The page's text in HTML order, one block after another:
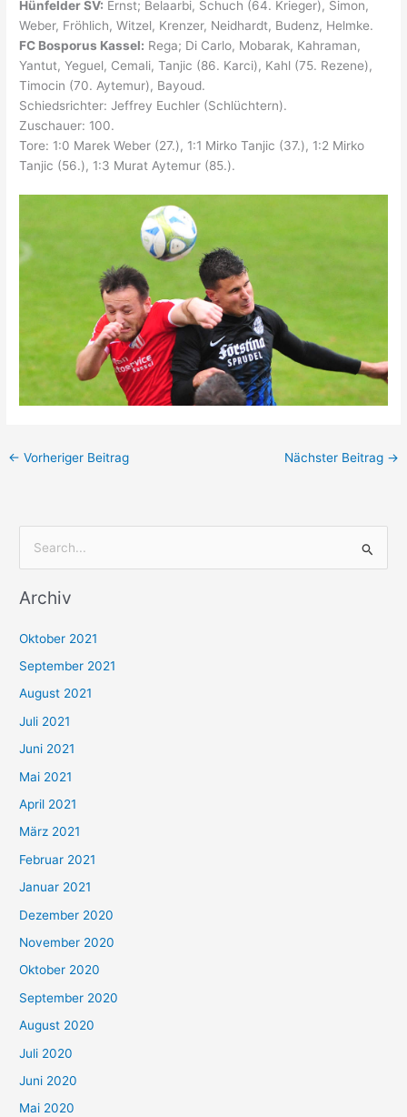
Hünfelder SV: Ernst; Belaarbi, Schuch (64. Krieger), Simon,
Weber, Fröhlich, Witzel, Krenzer, Neidhardt, Budenz, Helmke.
FC Bosporus Kassel: Rega; Di Carlo, Mobarak, Kahraman,
Yantut, Yeguel, Cemali, Tanjic (86. Karci), Kahl (75. Rezene),
Timocin (70. Aytemur), Bayoud.
Schiedsrichter: Jeffrey Euchler (Schlüchtern).
Zuschauer: 100.
Tore: 1:0 Marek Weber (27.), 1:1 Mirko Tanjic (37.), 1:2 Mirko
Tanjic (56.), 1:3 Murat Aytemur (85.).
← Vorheriger Beitrag Nächster Beitrag →
c
n
n
a
c
h
:
Archiv
Oktober 2021
September 2021
August 2021
Juli 2021
Juni 2021
Mai 2021
April 2021
März 2021
Februar 2021
Januar 2021
Dezember 2020
November 2020
Oktober 2020
September 2020
August 2020
Juli 2020
Juni 2020
Mai 2020